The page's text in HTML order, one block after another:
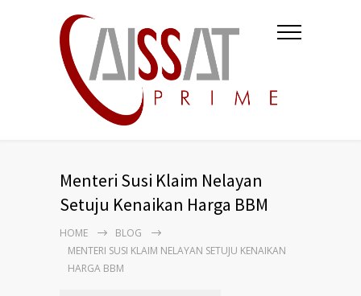
Menteri Susi Klaim Nelayan
Setuju Kenaikan Harga BBM
HOME
BLOG
MENTERI SUSI KLAIM NELAYAN SETUJU KENAIKAN
HARGA BBM